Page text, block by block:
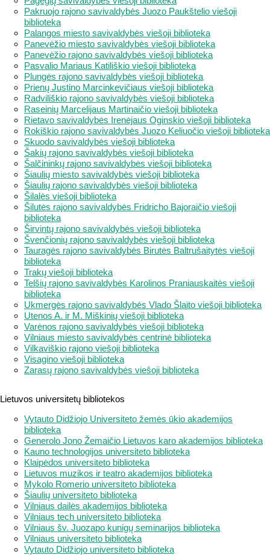
Pakruojo rajono savivaldybės Juozo Paukštelio viešoji
biblioteka
Palangos miesto savivaldybės viešoji biblioteka
Panevėžio miesto savivaldybės viešoji biblioteka
Panevėžio rajono savivaldybės viešoji biblioteka
Pasvalio Mariaus Katiliškio viešoji biblioteka
Plungės rajono savivaldybės viešoji biblioteka
Prienų Justino Marcinkevičiaus viešoji biblioteka
Radviliškio rajono savivaldybės viešoji biblioteka
Raseinių Marcelijaus Martinaičio viešoji biblioteka
Rietavo savivaldybės Irenėjaus Oginskio viešoji biblioteka
Rokiškio rajono savivaldybės Juozo Keliuočio viešoji biblioteka
Skuodo savivaldybės viešoji biblioteka
Šakių rajono savivaldybės viešoji biblioteka
Šalčininkų rajono savivaldybės viešoji biblioteka
Šiaulių miesto savivaldybės viešoji biblioteka
Šiaulių rajono savivaldybės viešoji biblioteka
Šilalės viešoji biblioteka
Šilutės rajono savivaldybės Fridricho Bajoraičio viešoji
biblioteka
Širvintų rajono savivaldybės viešoji biblioteka
Švenčionių rajono savivaldybės viešoji biblioteka
Tauragės rajono savivaldybės Birutės Baltrušaitytės viešoji
biblioteka
Trakų viešoji biblioteka
Telšių rajono savivaldybės Karolinos Praniauskaitės viešoji
biblioteka
Ukmergės rajono savivaldybės Vlado Šlaito viešoji biblioteka
Utenos A. ir M. Miškinių viešoji biblioteka
Varėnos rajono savivaldybės viešoji biblioteka
Vilniaus miesto savivaldybės centrinė biblioteka
Vilkaviškio rajono viešoji biblioteka
Visagino viešoji biblioteka
Zarasų rajono savivaldybės viešoji biblioteka
Lietuvos universitetų bibliotekos
Vytauto Didžiojo Universiteto žemės ūkio akademijos
biblioteka
Generolo Jono Žemaičio Lietuvos karo akademijos biblioteka
Kauno technologijos universiteto biblioteka
Klaipėdos universiteto biblioteka
Lietuvos muzikos ir teatro akademijos biblioteka
Mykolo Romerio universiteto biblioteka
Šiaulių universiteto biblioteka
Vilniaus dailės akademijos biblioteka
Vilniaus tech universiteto biblioteka
Vilniaus šv. Juozapo kunigų seminarijos biblioteka
Vilniaus universiteto biblioteka
Vytauto Didžiojo universiteto biblioteka